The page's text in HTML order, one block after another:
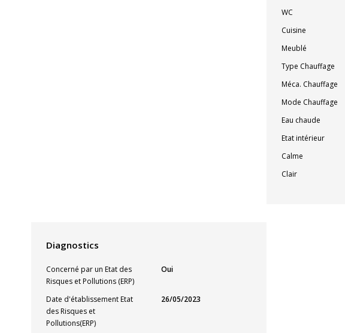
WC
Cuisine
Meublé
Type Chauffage
Méca. Chauffage
Mode Chauffage
Eau chaude
Etat intérieur
Calme
Clair
Diagnostics
Concerné par un Etat des
Risques et Pollutions (ERP)
Oui
Date d'établissement Etat
des Risques et
Pollutions(ERP)
26/05/2023